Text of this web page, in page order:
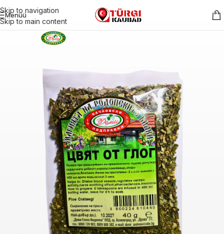
Skip to navigation
Skip to main content
Menüü